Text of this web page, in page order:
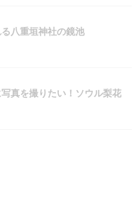
八重垣神社の鏡池
真を撮りたい！ソウル梨花